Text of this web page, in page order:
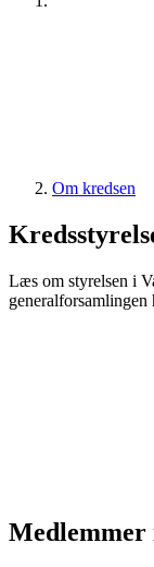
Om kredsen
Læs om styrelsen i
generalforsamlingen
Medlemmer